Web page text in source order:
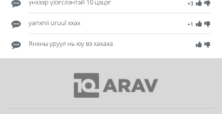
+3
үнхээр үзэгслэнтэй 10 цэцэг
+1
yanxnii uruul xxax
Янхны уруул нь юу вэ хахаха